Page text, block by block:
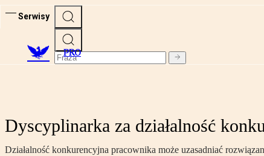
Serwisy
PRO
Dyscyplinarka za działalność
Działalność konkurencyjna pracownika może uzasadniać